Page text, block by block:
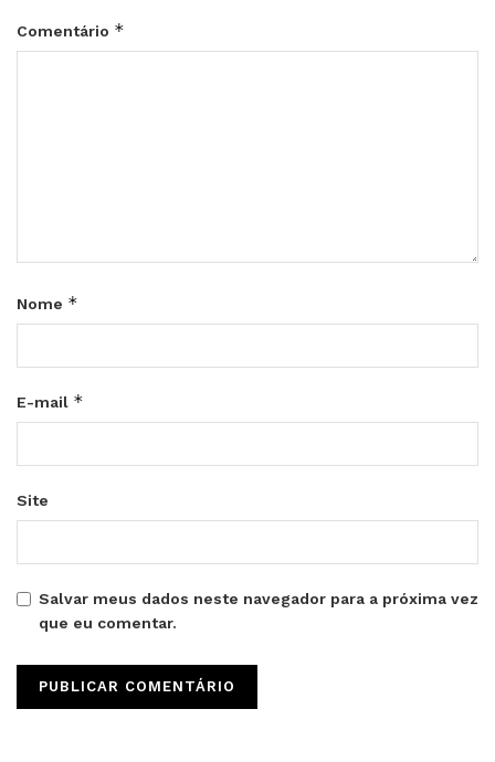
Comentário *
Nome *
E-mail *
Site
Salvar meus dados neste navegador para a próxima vez
que eu comentar.